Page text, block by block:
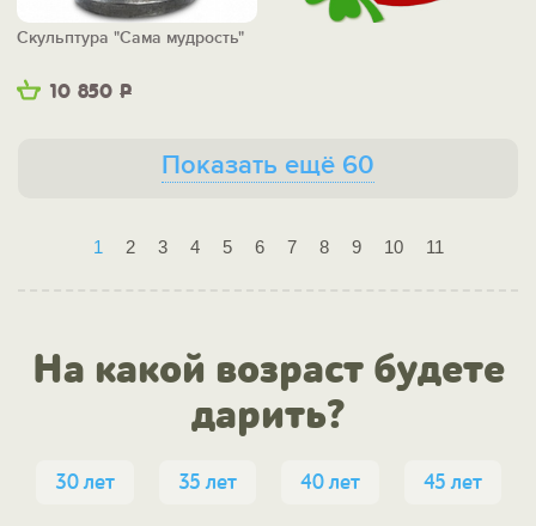
10 850 Р
Скульптура "Сама мудрость"
Показать ещё 60
1 2 3 4 5 6 7 8 9 10 11
На какой возраст будете
дарить?
30 лет 35 лет 40 лет 45 лет